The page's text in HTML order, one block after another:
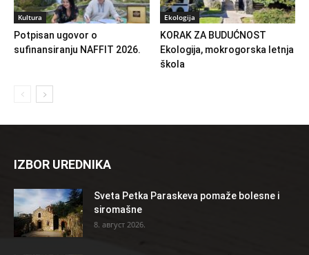
Kultura
Potpisan ugovor o
sufinansiranju NAFFIT 2026.
Ekologija
KORAK ZA BUDUĆNOST
Ekologija, mokrogorska letnja
škola
IZBOR UREDNIKA
Sveta Petka Paraskeva pomaže bolesne i
siromašne
8. август 2026.